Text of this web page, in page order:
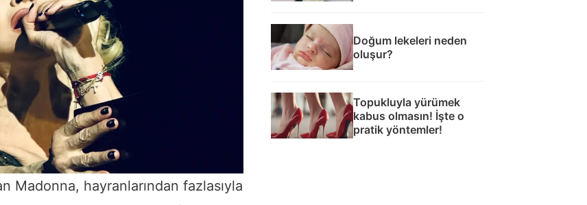
Madonna, hayranlarından fazlasıyla
Doğum lekeleri neden
oluşur?
Topukluyla yürümek
kabus olmasın! İşte o
pratik yöntemler!